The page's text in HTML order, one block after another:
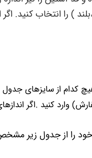
) را انتخاب کنید. اگر
کدام از سایزهای
کنید .اگر
را از جدول زیر